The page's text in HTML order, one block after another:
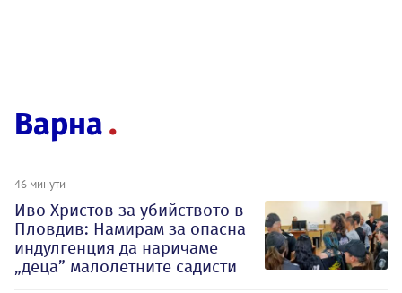
Варна
46 минути
Иво Христов за убийството в
Пловдив: Намирам за опасна
индулгенция да наричаме
„деца” малолетните садисти